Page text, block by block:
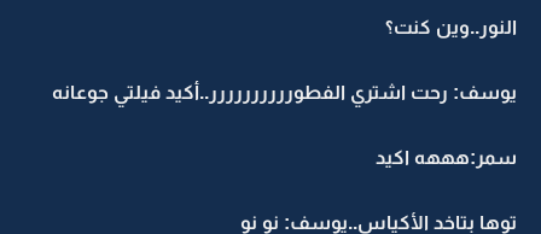
النور..وين كنت؟
يوسف: رحت اشتري الفطورررررررررر..أكيد فيلتي جوعانه
سمر:هههه اكيد
توها بتاخد الأكياس..يوسف: نو نو